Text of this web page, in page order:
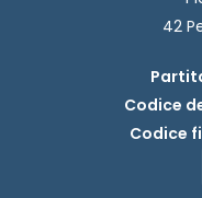
42
Codice
Codice